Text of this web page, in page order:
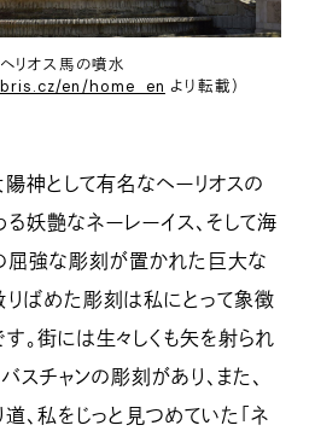
リオス馬の噴水
en/home_en より転載）
神として有名なヘーリオスの
妖艶なネーレーイス、そして海
屈強な彫刻が置かれた巨大な
ばめた彫刻は私にとって象徴
。街には生々しくも矢を射られ
チャンの彫刻があり、また、
、私をじっと見つめていた「ネ